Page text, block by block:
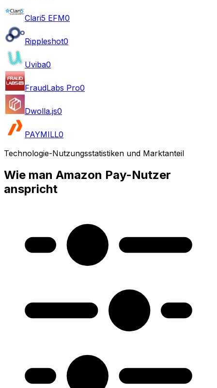
Clari5 EFM0
Rippleshot0
Uviba0
FraudLabs Pro0
Dwolla.js0
PAYMILL0
Technologie-Nutzungsstatistiken und Marktanteil
Wie man Amazon Pay-Nutzer
anspricht